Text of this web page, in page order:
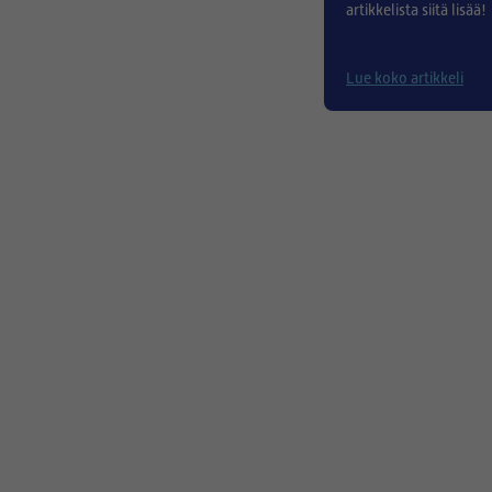
artikkelista siitä lisää!
Lue koko artikkeli